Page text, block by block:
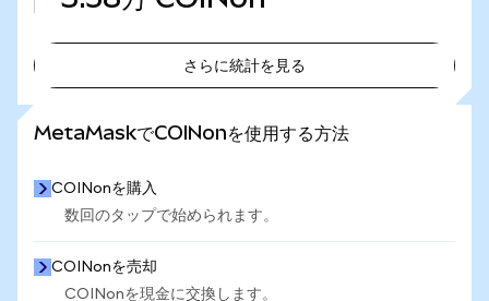
さらに統計を見る
MetaMaskでCOINonを使用する方法
COINonを購入
数回のタップで始められます。
COINonを売却
COINonを現金に交換します。